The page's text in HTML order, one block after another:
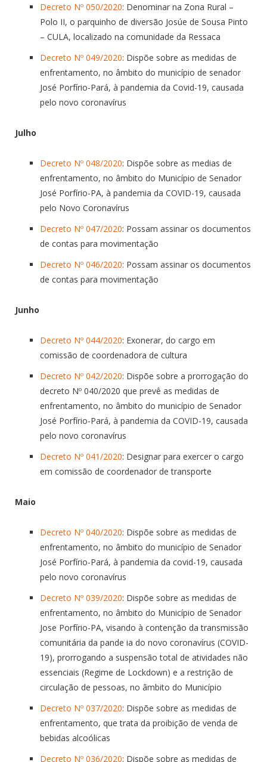
Decreto Nº 050/2020: Denominar na Zona Rural –
Polo II, o parquinho de diversão Josúe de Sousa Pinto
– CULA, localizado na comunidade da Ressaca
Decreto Nº 049/2020: Dispõe sobre as medidas de
enfrentamento, no âmbito do município de senador
José Porfírio-Pará, à pandemia da Covid-19, causada
pelo novo coronavírus
Julho
Decreto Nº 048/2020: Dispõe sobre as medias de
enfrentamento, no âmbito do Município de Senador
José Porfírio-PA, à pandemia da COVID-19, causada
pelo Novo Coronavírus
Decreto Nº 047/2020: Possam assinar os documentos
de contas para movimentação
Decreto Nº 046/2020: Possam assinar os documentos
de contas para movimentação
Junho
Decreto Nº 044/2020: Exonerar, do cargo em
comissão de coordenadora de cultura
Decreto Nº 042/2020: Dispõe sobre a prorrogação do
decreto Nº 040/2020 que prevê as medidas de
enfrentamento, no âmbito do município de Senador
José Porfírio-Pará, à pandemia da COVID-19, causada
pelo novo coronavírus
Decreto Nº 041/2020: Designar para exercer o cargo
em comissão de coordenador de transporte
Maio
Decreto Nº 040/2020: Dispõe sobre as medidas de
enfrentamento, no âmbito do município de Senador
José Porfírio-Pará, à pandemia da covid-19, causada
pelo novo coronavírus
Decreto Nº 039/2020: Dispõe sobre as medidas de
enfrentamento, no âmbito do Município de Senador
Jose Porfírio-PA, visando à contenção da transmissão
comunitária da pande ia do novo coronavírus (COVID-
19), prorrogando a suspensão total de atividades não
essenciais (Regime de Lockdown) e a restrição de
circulação de pessoas, no âmbito do Município
Decreto Nº 037/2020: Dispõe sobre as medidas de
enfrentamento, que trata da proibição de venda de
bebidas alcoólicas
Decreto Nº 036/2020: Dispõe sobre as medidas de